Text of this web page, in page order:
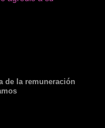
de la remuneración